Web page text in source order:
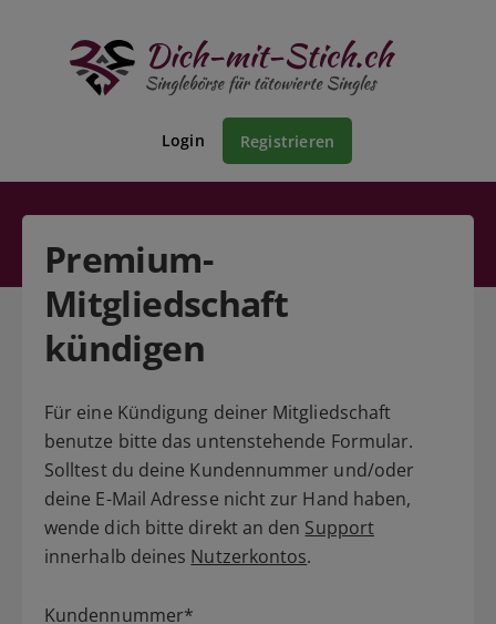
Login Registrieren
Premium-
Mitgliedschaft
kündigen
Für eine Kündigung deiner Mitgliedschaft
benutze bitte das untenstehende Formular.
Solltest du deine Kundennummer und/oder
deine E-Mail Adresse nicht zur Hand haben,
wende dich bitte direkt an den Support
innerhalb deines Nutzerkontos.
Kundennummer*